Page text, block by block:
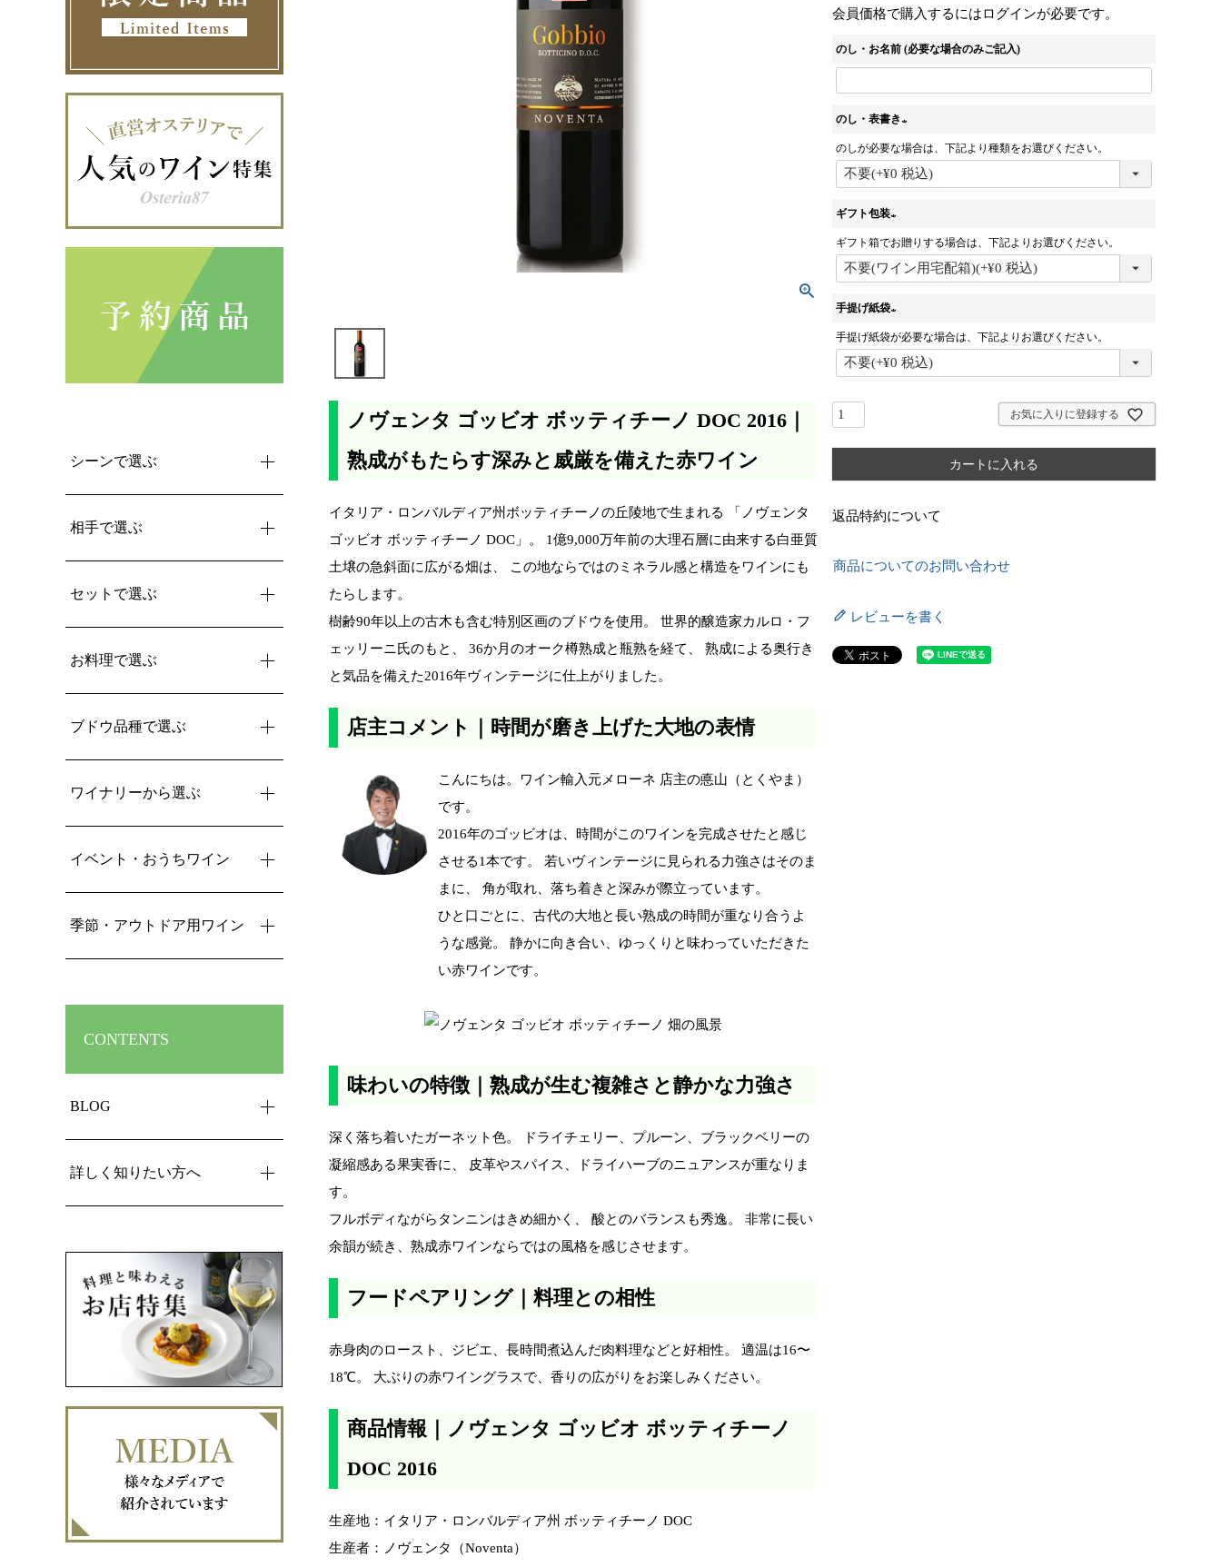
シーンで選ぶ
相手で選ぶ
セットで選ぶ
お料理で選ぶ
ブドウ品種で選ぶ
ワイナリーから選ぶ
イベント・おうちワイン
季節・アウトドア用ワイン
CONTENTS
BLOG
詳しく知りたい方へ
ノヴェンタ ゴッビオ ボッティチーノ DOC 2016｜
熟成がもたらす深みと威厳を備えた赤ワイン
イタリア・ロンバルディア州ボッティチーノの丘陵地で生まれる 「ノヴェンタ
ゴッビオ ボッティチーノ DOC」。 1億9,000万年前の大理石層に由来する白亜質
土壌の急斜面に広がる畑は、 この地ならではのミネラル感と構造をワインにも
たらします。
樹齢90年以上の古木も含む特別区画のブドウを使用。 世界的醸造家カルロ・フ
ェッリーニ氏のもと、 36か月のオーク樽熟成と瓶熟を経て、 熟成による奥行き
と気品を備えた2016年ヴィンテージに仕上がりました。
店主コメント｜時間が磨き上げた大地の表情
こんにちは。ワイン輸入元メローネ 店主の悳山（とくやま）
です。
2016年のゴッビオは、時間がこのワインを完成させたと感じ
させる1本です。 若いヴィンテージに見られる力強さはそのま
まに、 角が取れ、落ち着きと深みが際立っています。
ひと口ごとに、古代の大地と長い熟成の時間が重なり合うよ
うな感覚。 静かに向き合い、ゆっくりと味わっていただきた
い赤ワインです。
味わいの特徴｜熟成が生む複雑さと静かな力強さ
深く落ち着いたガーネット色。 ドライチェリー、プルーン、ブラックベリーの
凝縮感ある果実香に、 皮革やスパイス、ドライハーブのニュアンスが重なりま
す。
フルボディながらタンニンはきめ細かく、 酸とのバランスも秀逸。 非常に長い
余韻が続き、熟成赤ワインならではの風格を感じさせます。
フードペアリング｜料理との相性
赤身肉のロースト、ジビエ、長時間煮込んだ肉料理などと好相性。 適温は16〜
18℃。 大ぶりの赤ワイングラスで、香りの広がりをお楽しみください。
商品情報｜ノヴェンタ ゴッビオ ボッティチーノ
DOC 2016
生産地：イタリア・ロンバルディア州 ボッティチーノ DOC
生産者：ノヴェンタ（Noventa）
会員価格で購入するにはログインが必要です。
のし・お名前 (必要な場合のみご記入)
のし・表書き
(
必
須
のしが必要な場合は、下記より種類をお選びください。
ギフト包装
(
必
須
)
ギフト箱でお贈りする場合は、下記よりお選びください。
手提げ紙袋
(
必
須
手提げ紙袋が必要な場合は、下記よりお選びください。
お気に入りに登録する
カートに入れる
返品特約について
商品についてのお問い合わせ
レビューを書く